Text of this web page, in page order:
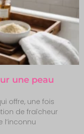
une peau
offre, une fois
de fraîcheur